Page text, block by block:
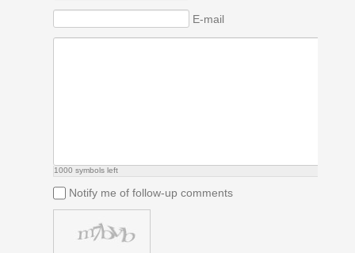
E-mail
1000 symbols left
Notify me of follow-up comments